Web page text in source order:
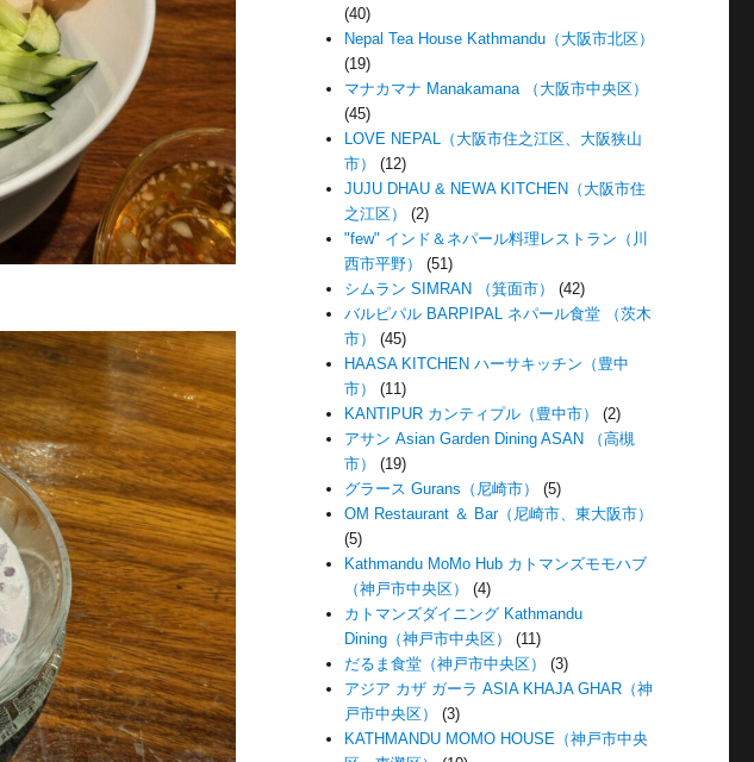
(40)
Nepal Tea House Kathmandu（大阪市北区）
(19)
マナカマナ Manakamana （大阪市中央区）
(45)
LOVE NEPAL（大阪市住之江区、大阪狭山
市）
(12)
JUJU DHAU & NEWA KITCHEN（大阪市住
之江区）
(2)
"few" インド＆ネパール料理レストラン（川
西市平野）
(51)
シムラン SIMRAN （箕面市）
(42)
バルピパル BARPIPAL ネパール食堂 （茨木
市）
(45)
HAASA KITCHEN ハーサキッチン（豊中
市）
(11)
KANTIPUR カンティプル（豊中市）
(2)
アサン Asian Garden Dining ASAN （高槻
市）
(19)
グラース Gurans（尼崎市）
(5)
OM Restaurant ＆ Bar（尼崎市、東大阪市）
(5)
Kathmandu MoMo Hub カトマンズモモハブ
（神戸市中央区）
(4)
カトマンズダイニング Kathmandu
Dining（神戸市中央区）
(11)
だるま食堂（神戸市中央区）
(3)
アジア カザ ガーラ ASIA KHAJA GHAR（神
戸市中央区）
(3)
KATHMANDU MOMO HOUSE（神戸市中央